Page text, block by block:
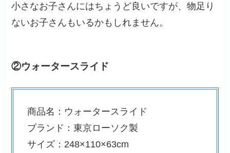
小さなお子さんにはちょうど良いですが、物足り
ないお子さんもいるかもしれません。
②ウォータースライド
商品名：ウォータースライド
ブランド：東京ローソク製
サイズ：248×110×63cm